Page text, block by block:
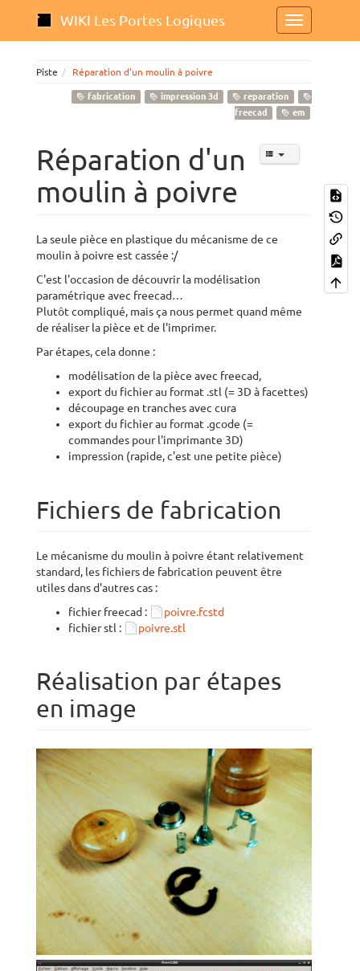
WIKI Les Portes Logiques
Piste Réparation d'un moulin à poivre
fabrication impression 3d
reparation
freecad
em
Réparation d'un
moulin à poivre
La seule pièce en plastique du mécanisme de ce
moulin à poivre est cassée :/
C'est l'occasion de découvrir la modélisation
paramétrique avec freecad…
Plutôt compliqué, mais ça nous permet quand même
de réaliser la pièce et de l'imprimer.
Par étapes, cela donne :
modélisation de la pièce avec freecad,
export du fichier au format .stl (= 3D à facettes)
découpage en tranches avec cura
export du fichier au format .gcode (=
commandes pour l'imprimante 3D)
impression (rapide, c'est une petite pièce)
Fichiers de fabrication
Le mécanisme du moulin à poivre étant relativement
standard, les fichiers de fabrication peuvent être
utiles dans d'autres cas :
fichier freecad :
poivre.fcstd
fichier stl :
poivre.stl
Réalisation par étapes
en image